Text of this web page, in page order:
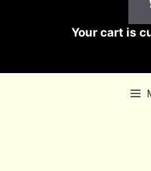
Your cart is